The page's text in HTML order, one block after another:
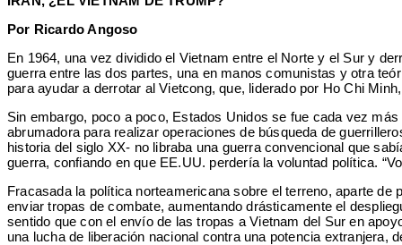
Por Ricardo Angoso
En 1964, una vez dividido el Vietnam entre el Norte y el Sur y
guerra entre las dos partes, una en manos comunistas y otra
para ayudar a derrotar al Vietcong, que, liderado por Ho Chi
Sin embargo, poco a poco, Estados Unidos se fue cada vez
abrumadora para realizar operaciones de búsqueda de
historia del siglo XX- no libraba una guerra convencional que
guerra, confiando en que EE.UU. perdería la voluntad política.
Fracasada la política norteamericana sobre el terreno, aparte
enviar tropas de combate, aumentando drásticamente el
sentido que con el envío de las tropas a Vietnam del Sur en
una lucha de liberación nacional contra una potencia extranjera,